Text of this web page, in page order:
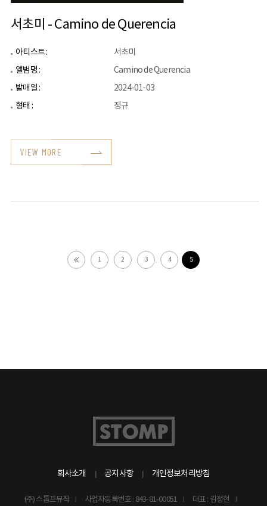
서초미 - Camino de Querencia
아티스트 :
서초미
앨범명 :
Camino de Querencia
발매일 :
2024-01-03
형태 :
정규
VIEW MORE
1 2 3 4 5
회사소개 공지사항 개인정보처리방침
(주) 스톰프뮤직 사업자등록번호 : 843-81-00051 대표 : 김정현